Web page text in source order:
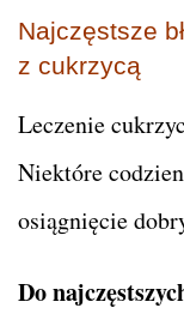
Najczęstsze
z cukrzycą
Leczenie
Niektóre
osiągnięcie
Do